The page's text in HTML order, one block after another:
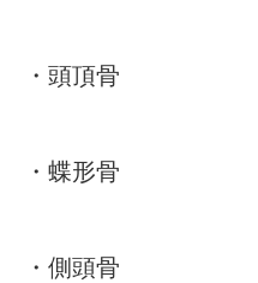
・頭頂骨
・蝶形骨
・側頭骨